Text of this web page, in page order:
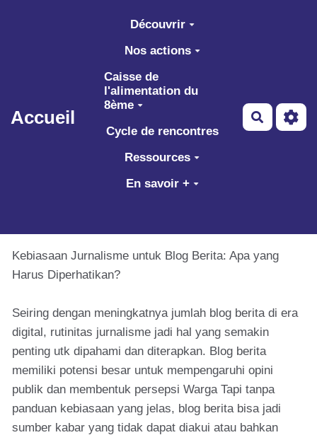
Aller au contenu principal
Accueil
Découvrir
Nos actions
Caisse de
l'alimentation du
8ème
Cycle de rencontres
Ressources
En savoir +
Kebiasaan Jurnalisme untuk Blog Berita: Apa yang
Harus Diperhatikan?
Seiring dengan meningkatnya jumlah blog berita di era
digital, rutinitas jurnalisme jadi hal yang semakin
penting utk dipahami dan diterapkan. Blog berita
memiliki potensi besar untuk mempengaruhi opini
publik dan membentuk persepsi Warga Tapi tanpa
panduan kebiasaan yang jelas, blog berita bisa jadi
sumber kabar yang tidak dapat diakui atau bahkan